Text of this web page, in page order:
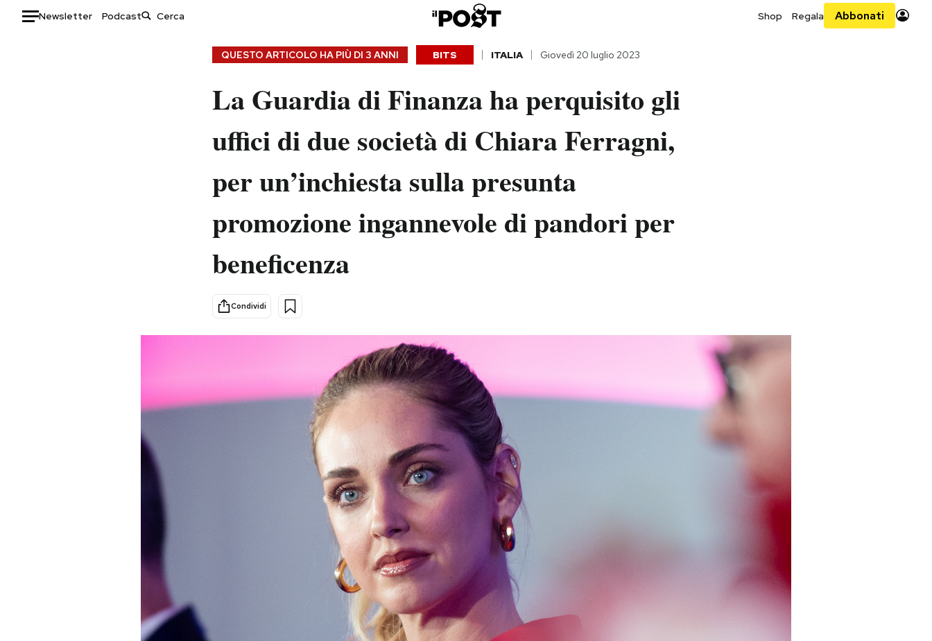
Newsletter Podcast Shop Regala Abbonati
Ok Boomer!
Altrecose
Mondiali calcio 2026
AREA PERSONALE
QUESTO ARTICOLO HA PIÙ DI 3 ANNI BITS ITALIA Giovedì 20 luglio 2023
La Guardia di Finanza ha perquisito gli
uffici di due società di Chiara Ferragni,
per un’inchiesta sulla presunta
promozione ingannevole di pandori per
beneficenza
Condividi